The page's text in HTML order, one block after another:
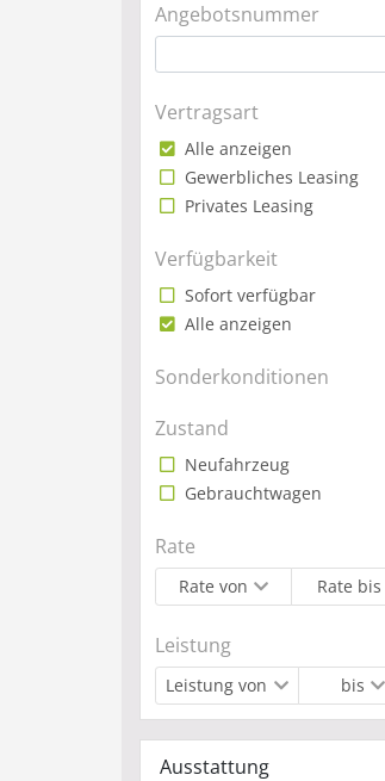
Angebotsnummer
Vertragsart
Alle anzeigen
Gewerbliches Leasing
Privates Leasing
Verfügbarkeit
Sofort verfügbar
Alle anzeigen
Sonderkonditionen
Zustand
Neufahrzeug
Gebrauchtwagen
Rate
Rate von Rate bis
Leistung
Leistung von bis
Ausstattung